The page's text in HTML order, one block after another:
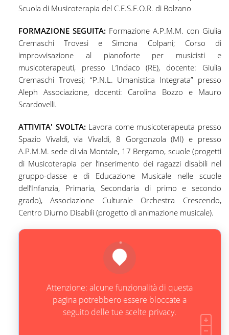
Scuola di Musicoterapia del C.E.S.F.O.R. di Bolzano
FORMAZIONE SEGUITA: Formazione A.P.M.M. con Giulia
Cremaschi Trovesi e Simona Colpani; Corso di
improvvisazione al pianoforte per musicisti e
musicoterapeuti, presso L’Indaco (RE), docente: Giulia
Cremaschi Trovesi; “P.N.L. Umanistica Integrata” presso
Aleph Associazione, docenti: Carolina Bozzo e Mauro
Scardovelli.
ATTIVITA' SVOLTA: Lavora come musicoterapeuta presso
Spazio Vivaldi, via Vivaldi, 8 Gorgonzola (MI) e presso
A.P.M.M. sede di via Montale, 17 Bergamo, scuole (progetti
di Musicoterapia per l’inserimento dei ragazzi disabili nel
gruppo-classe e di Educazione Musicale nelle scuole
dell’Infanzia, Primaria, Secondaria di primo e secondo
grado), Associazione Culturale Orchestra Crescendo,
Centro Diurno Disabili (progetto di animazione musicale).
Attenzione: alcune funzionalità di questa
pagina potrebbero essere bloccate a
seguito delle tue scelte privacy.